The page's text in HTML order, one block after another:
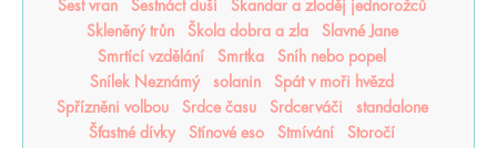
Šest vran
Šestnáct duší
Skandar a zloděj jednorožců
Skleněný trůn
Škola dobra a zla
Slavné Jane
Smrtící vzdělání
Smrtka
Sníh nebo popel
Snílek Neznámý
solanin
Spát v moři hvězd
Spřízněni volbou
Srdce času Srdcerváči
standalone
Šťastné dívky
Stínové eso Stmívání
Storočí